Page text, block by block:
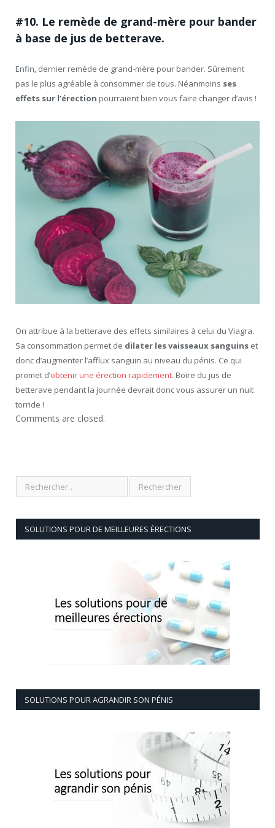
#10. Le remède de grand-mère pour bander
à base de jus de betterave.
Enfin, dernier remède de grand-mère pour bander. Sûrement
pas le plus agréable à consommer de tous. Néanmoins ses
effets sur l’érection pourraient bien vous faire changer d’avis !
On attribue à la betterave des effets similaires à celui du Viagra.
Sa consommation permet de dilater les vaisseaux sanguins et
donc d’augmenter l’afflux sanguin au niveau du pénis. Ce qui
promet d’obtenir une érection rapidement. Boire du jus de
betterave pendant la journée devrait donc vous assurer un nuit
torride !
Comments are closed.
SOLUTIONS POUR DE MEILLEURES ÉRECTIONS
SOLUTIONS POUR AGRANDIR SON PÉNIS